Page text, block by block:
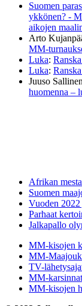
Suomen
ykkönen? -
aikojen
Arto
MM-
Luka:
Luka:
Juuso Sallinen
huomenna –
Afrikan
Suomen
Vuoden
Parhaat
Jalkapallo
MM-kisojen
MM-
TV-
MM-
MM-kisojen